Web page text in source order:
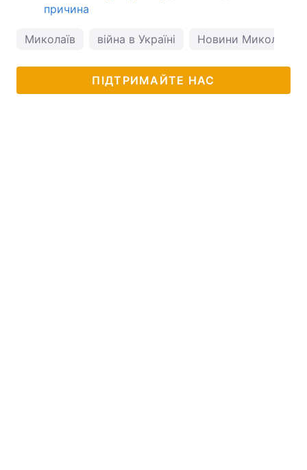
причина
Миколаїв війна в Україні Новини Миколаєва
ПІДТРИМАЙТЕ НАС